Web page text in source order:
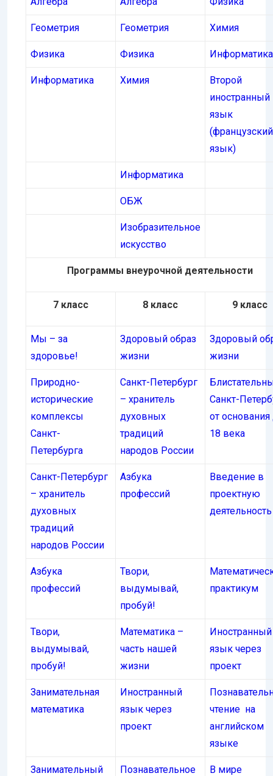
Геометрия Геометрия Химия
Физика Физика Информатика
Информатика Химия
Второй
иностранный
язык
(французский
язык)
Информатика
ОБЖ
Изобразительное
искусство
Программы внеурочной деятельности
7 класс 8 класс 9 класс
Мы – за
здоровье!
Здоровый образ
жизни
Здоровый
жизни
Природно-
исторические
комплексы
Санкт-
Петербурга
Санкт-Петербург
– хранитель
духовных
традиций
народов России
Санкт-
от основания
18 века
Санкт-Петербург
– хранитель
духовных
традиций
народов России
Азбука
профессий
Введение в
проектную
деятельность
Азбука
профессий
Твори,
выдумывай,
пробуй!
практикум
Твори,
выдумывай,
пробуй!
Математика –
часть нашей
жизни
Иностранный
язык через
проект
Занимательная
математика
Иностранный
язык через
проект
чтение на
английском
языке
Занимательный
Познавательное
В мире